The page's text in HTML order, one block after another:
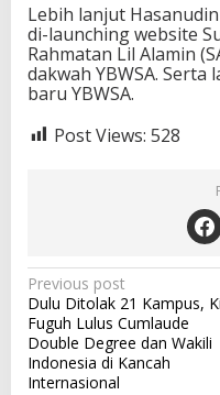
Lebih lanjut
di-launching website
Rahmatan Lil Alamin
dakwah YBWSA.
baru YBWSA.
Post Views: 528
Post
navigation
Previous post
Dulu Ditolak 21 Kampus,
Fuguh Lulus Cumlaude
Double Degree dan Wakili
Indonesia di Kancah
Internasional